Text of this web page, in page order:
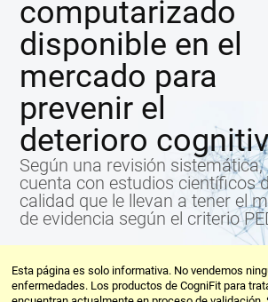
computarizado
disponible en el
mercado para
prevenir el
deterioro
Según una revisión sistemática,
cuenta con estudios científicos
calidad que le llevan a tener el
de evidencia según el criterio
Esta página es solo informativa. No vendemos
enfermedades. Los productos de CogniFit para